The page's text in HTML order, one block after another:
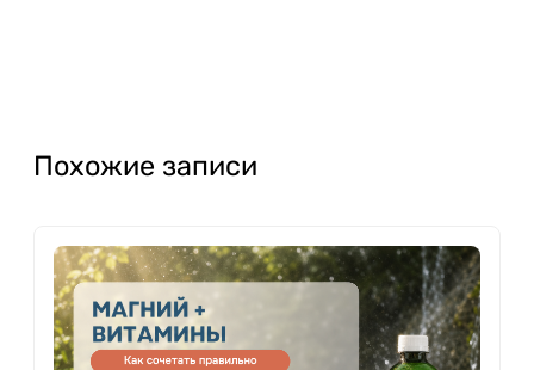
Похожие записи